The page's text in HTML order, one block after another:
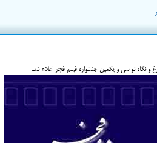
نگاه نو سي و يكمين جشنواره فيلم فجر اعلام شد.